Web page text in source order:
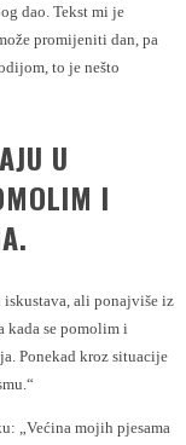
dao. Tekst mi je
promijeniti dan, pa
to je nešto
U
I
ali ponajviše iz
kada se pomolim i
Ponekad kroz situacije
„Većina mojih pjesama